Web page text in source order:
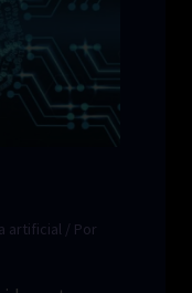
artificial / Por